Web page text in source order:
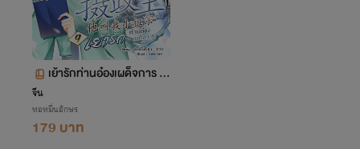
เย้ารักท่านอ๋องเผด็จการ เล่
จีน
หอหมื่นอักษร
179 บาท